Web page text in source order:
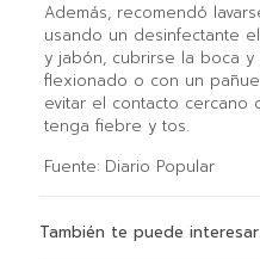
Además, recomendó
usando un desinfectante
y jabón, cubrirse la boca
flexionado o con un
evitar el contacto cercano
tenga fiebre y tos.
Fuente: Diario Popular
También te puede interesar